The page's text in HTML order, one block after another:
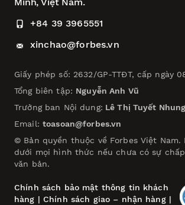
+84 39 3965551
xinchao@forbes.vn
Giấy phép số: 2632/GP-TTĐT, cấp ngày
Tổng biên tập: Nguyễn Anh Vũ
Trưởng ban Nội dung: Lê Thị Tuyết Nhung
Email: toasoan@forbes.vn
© Bản quyền thuộc về Forbes Việt Nam.
dưới mọi hình thức nếu chưa có sự
văn bản.
Chính sách bảo mật thông tin khách
hàng | Chính sách giao – nhận hàng|